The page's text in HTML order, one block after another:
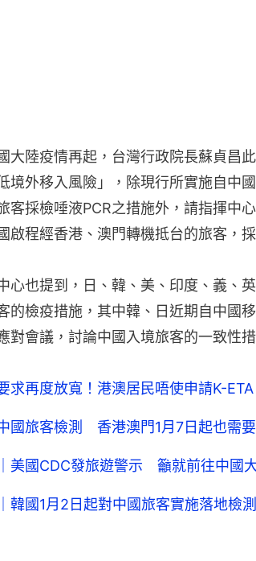
大陸疫情再起，台灣行政院長蘇貞昌
境外移入風險」，除現行所實施自中
客採檢唾液PCR之措施外，請指揮中
啟程經香港、澳門轉機抵台的旅客，
心也提到，日、韓、美、印度、義、
的檢疫措施，其中韓、日近期自中國
對會議，討論中國入境旅客的一致性措
求再度放寬！港澳居民唔使申請K-
國旅客檢測 香港澳門1月7日起也需要
美國CDC發旅遊警示 籲就前往中國
韓國1月2日起對中國旅客實施落地檢